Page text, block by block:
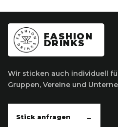
FASHION
DRINKS
Wir sticken auch individuell
Gruppen, Vereine und
Stick anfragen →